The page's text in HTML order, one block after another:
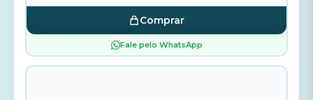
Comprar
Fale pelo WhatsApp